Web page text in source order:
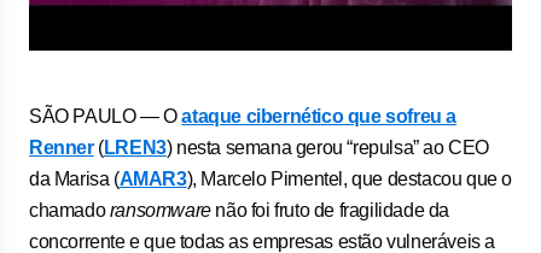
SÃO PAULO — Oataque cibernético que sofreu a
Renner(LREN3) nesta semana gerou “repulsa” ao CEO
da Marisa (AMAR3), Marcelo Pimentel, que destacou que o
chamadoransomwarenão foi fruto de fragilidade da
concorrente e que todas as empresas estão vulneráveis a